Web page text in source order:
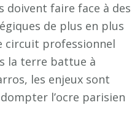
doivent faire face à des
de plus en plus
circuit professionnel
la terre battue à
les enjeux sont
l’ocre parisien